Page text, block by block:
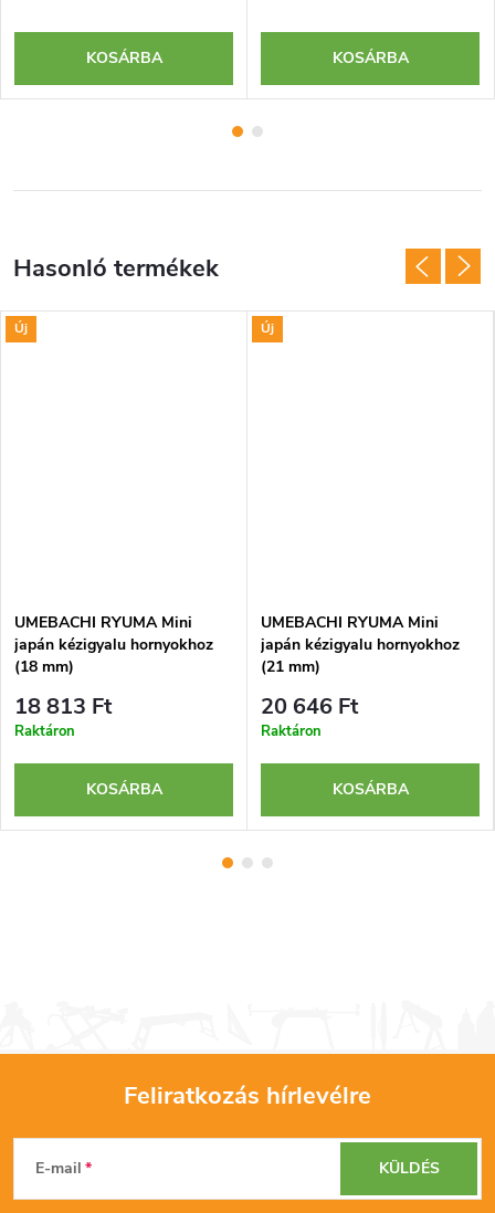
KOSÁRBA KOSÁRBA
Új
UMEBACHI RYUMA Mini
japán kézigyalu hornyokhoz
(18 mm)
18 813 Ft
Raktáron
KOSÁRBA
Új
UMEBACHI RYUMA Mini
japán kézigyalu hornyokhoz
(21 mm)
20 646 Ft
Raktáron
KOSÁRBA
L
Feliratkozás hírlevélre
E-mail KÜLDÉS